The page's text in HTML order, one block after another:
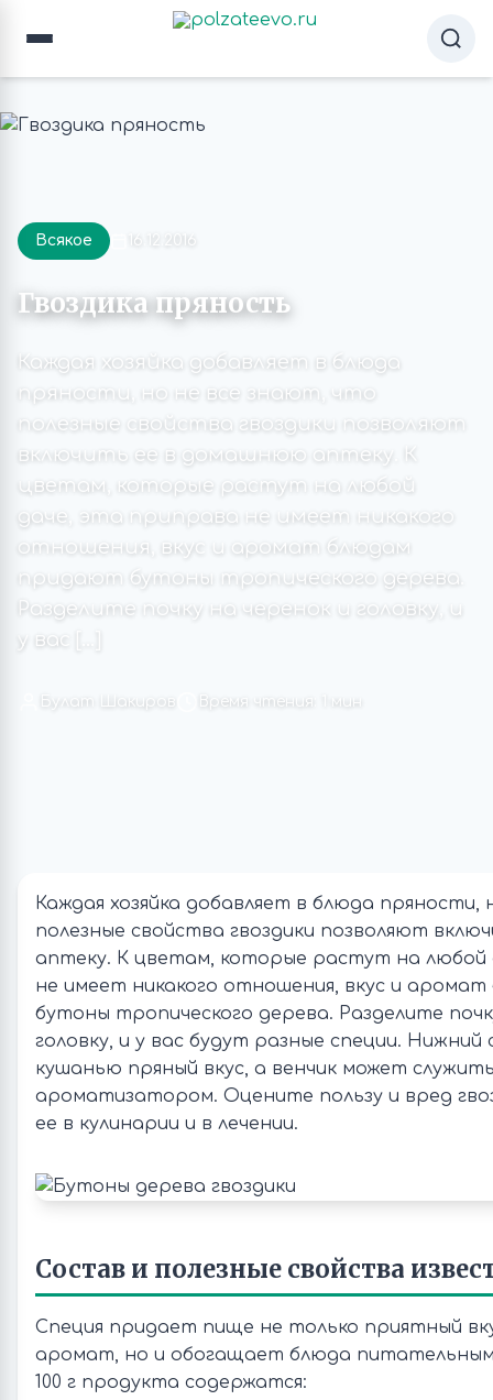
Всякое 16.12.2016
Гвоздика пряность
Каждая хозяйка добавляет в блюда
пряности, но не все знают, что
полезные свойства гвоздики позволяют
включить ее в домашнюю аптеку. К
цветам, которые растут на любой
даче, эта приправа не имеет никакого
отношения, вкус и аромат блюдам
придают бутоны тропического дерева.
Разделите почку на черенок и головку, и
у вас […]
Булат Шакиров Время чтения: 1 мин
Каждая хозяйка добавляет в блюда
полезные свойства гвоздики позволяют
аптеку. К цветам, которые растут на любой
не имеет никакого отношения, вкус и
бутоны тропического дерева. Разделите
головку, и у вас будут разные специи.
кушанью пряный вкус, а венчик может
ароматизатором. Оцените пользу и вред
ее в кулинарии и в лечении.
Состав и полезные свойства
Специя придает пище не только приятный
аромат, но и обогащает блюда
100 г продукта содержатся: